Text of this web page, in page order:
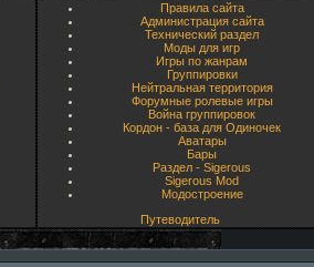
Правила сайта
Администрация сайта
Технический раздел
Моды для игр
Игры по жанрам
Группировки
Нейтральная территория
Форумные ролевые игры
Война группировок
Кордон - база для Одиночек
Аватары
Бары
Раздел - Sigerous
Sigerous Mod
Модостроение
Путеводитель